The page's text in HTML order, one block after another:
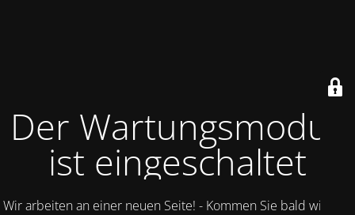
Der Wartungsmodus
ist eingeschaltet
Wir arbeiten an einer neuen Seite! - Kommen Sie bald wieder.